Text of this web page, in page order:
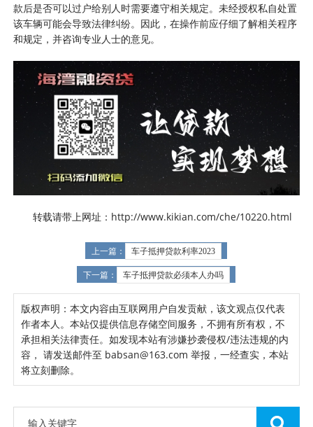
款后是否可以过户给别人时需要遵守相关规定。未经授权私自处置
该车辆可能会导致法律纠纷。因此，在操作前应仔细了解相关程序
和规定，并咨询专业人士的意见。
转载请带上网址：http://www.kikian.com/che/10220.html
上一篇： 车子抵押贷款利率2023
下一篇： 车子抵押贷款必须本人办吗
版权声明：本文内容由互联网用户自发贡献，该文观点仅代表
作者本人。本站仅提供信息存储空间服务，不拥有所有权，不
承担相关法律责任。如发现本站有涉嫌抄袭侵权/违法违规的内
容， 请发送邮件至 babsan@163.com 举报，一经查实，本站
将立刻删除。